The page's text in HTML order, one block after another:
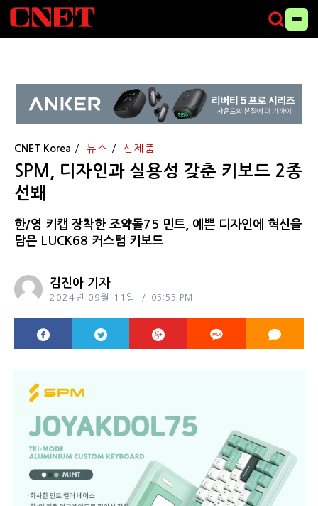
CNET Korea 뉴스 신제품
SPM, 디자인과 실용성 갖춘 키보드 2종
선봬
한/영 키캡 장착한 조약돌75 민트, 예쁜 디자인에 혁신을
담은 LUCK68 커스텀 키보드
김진아 기자
2024년 09월 11일 05:55 PM